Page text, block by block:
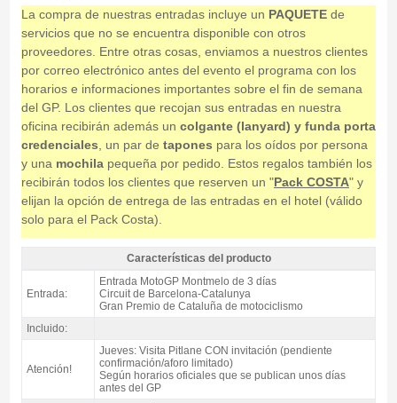
La compra de nuestras entradas incluye un PAQUETEde
servicios que no se encuentra disponible con otros
proveedores. Entre otras cosas, enviamos a nuestros clientes
por correo electrónico antes del evento el programa con los
horarios e informaciones importantes sobre el fin de semana
del GP. Los clientes que recojan sus entradas en nuestra
oficina recibirán además un colgante (lanyard) y funda porta
credenciales , un par de tapones para los oídos por persona
y una mochilapequeña por pedido. Estos regalos también los
recibirán todos los clientes que reserven un "Pack COSTA" y
elijan la opción de entrega de las entradas en el hotel (válido
solo para el Pack Costa).
Entrada MotoGP Tribuna L, GP Catalunya 2027 - Características del
producto
Características del producto
Entrada:
Entrada MotoGP Montmelo de 3 días
Circuit de Barcelona-Catalunya
Gran Premio de Cataluña de motociclismo
Incluido:
Atención!
Jueves: Visita Pitlane CON invitación (pendiente
confirmación/aforo limitado)
Según horarios oficiales que se publican unos días
antes del GP